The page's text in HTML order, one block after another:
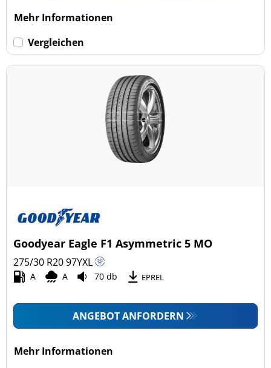
Mehr Informationen
Vergleichen
Goodyear Eagle F1 Asymmetric 5 MO
275/30 R2097YXL
A A 70 db EPREL
ANGEBOT ANFORDERN
Mehr Informationen